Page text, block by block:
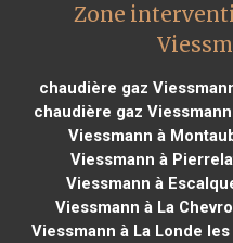
Zone
chaudière gaz
chaudière gaz
Viessmann à
Viessmann à
Viessmann à
Viessmann à La
Viessmann à La Londe